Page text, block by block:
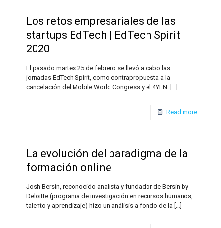
Los retos empresariales de las
startups EdTech | EdTech Spirit
2020
El pasado martes 25 de febrero se llevó a cabo las
jornadas EdTech Spirit, como contrapropuesta a la
cancelación del Mobile World Congress y el 4YFN. […]
Read more
La evolución del paradigma de la
formación online
Josh Bersin, reconocido analista y fundador de Bersin by
Deloitte (programa de investigación en recursos humanos,
talento y aprendizaje) hizo un análisis a fondo de la […]